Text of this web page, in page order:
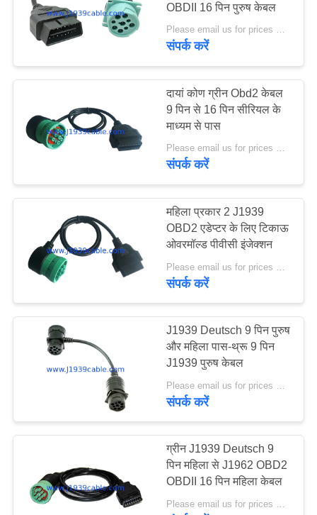
जे 1 9 3 9 एडाप्टर
11
जे 1 9 3 9 पिन कनेक्टर
13
जे 1708 केबल
21
OBDII 16 पिन पुरुष केबल
Please email us for prices MOQ:100 पीसी
संपर्क करें
दायां कोण ग्रीन Obd2 केबल
9 पिन से 16 पिन सीरियल के
माध्यम से पास
Please email us for prices MOQ:100 पीसी
संपर्क करें
महिला प्रकार 2 J1939
OBD2 एडेप्टर के लिए टिकाऊ
ओवरमॉल्ड पीवीसी इंजेक्शन
संपर्क करें
J1939 Deutsch 9 पिन पुरुष
और महिला पास-थ्रू 9 पिन
J1939 पुरुष केबल
Please email us for prices MOQ:100 पीसी
संपर्क करें
ग्रीन J1939 Deutsch 9
पिन महिला से J1962 OBD2
OBDII 16 पिन महिला केबल
Please email us for prices MOQ:100 पीसी